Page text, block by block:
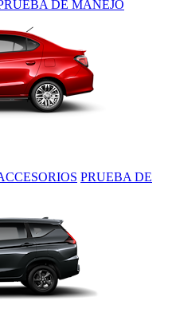
DE MANEJO
PRUEBA DE